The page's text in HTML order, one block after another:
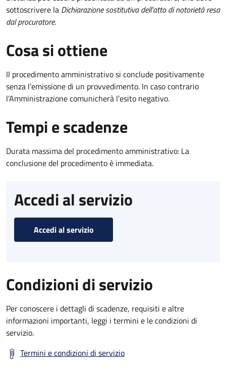
sottoscrivere la Dichiarazione sostitutiva dell'atto di notorietà resa
dal procuratore.
Cosa si ottiene
Il procedimento amministrativo si conclude positivamente
senza l’emissione di un provvedimento. In caso contrario
l’Amministrazione comunicherà l’esito negativo.
Tempi e scadenze
Durata massima del procedimento amministrativo: La
conclusione del procedimento è immediata.
Accedi al servizio
Accedi al servizio
Condizioni di servizio
Per conoscere i dettagli di scadenze, requisiti e altre
informazioni importanti, leggi i termini e le condizioni di
servizio.
Termini e condizioni di servizio